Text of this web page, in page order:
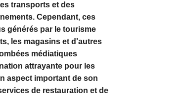
transports et des
Cependant, ces
générés par letourisme
les magasins et d'autres
médiatiques
attrayante pour les
aspect important de son
de restauration et de